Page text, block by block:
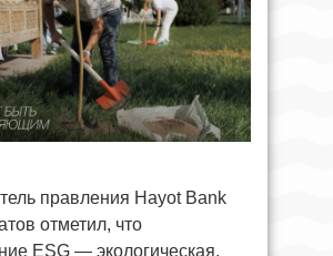
правления Hayot Bank
отметил, что
ESG — экологическая,